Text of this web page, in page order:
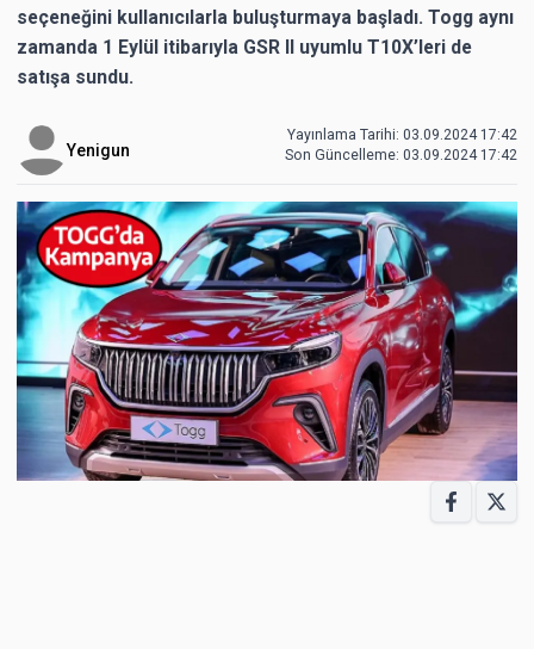
seçeneğini kullanıcılarla buluşturmaya başladı. Togg aynı
zamanda 1 Eylül itibarıyla GSR II uyumlu T10X’leri de
satışa sundu.
Yenigun
Yayınlama Tarihi: 03.09.2024 17:42
Son Güncelleme: 03.09.2024 17:42